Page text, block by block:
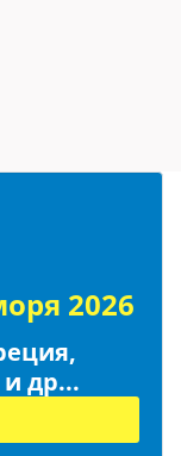
2026
др...